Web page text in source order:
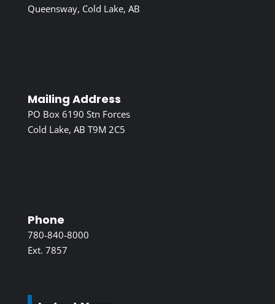
Queensway, Cold Lake, AB
Mailing Address
PO Box 6190 Stn Forces
Cold Lake, AB T9M 2C5
Phone
780-840-8000
Ext. 7857